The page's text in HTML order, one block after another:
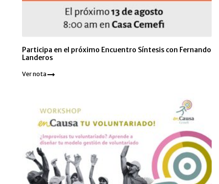
Participa en el próximo Encuentro Síntesis con Fernando
Landeros
Ver nota